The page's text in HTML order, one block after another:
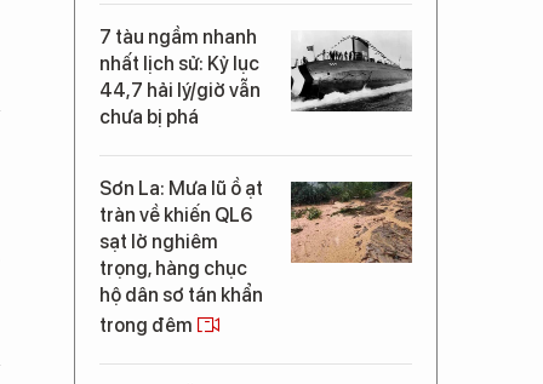
7 tàu ngầm nhanh
nhất lịch sử: Kỷ lục
44,7 hải lý/giờ vẫn
chưa bị phá
Sơn La: Mưa lũ ồ ạt
tràn về khiến QL6
sạt lở nghiêm
trọng, hàng chục
hộ dân sơ tán khẩn
trong đêm